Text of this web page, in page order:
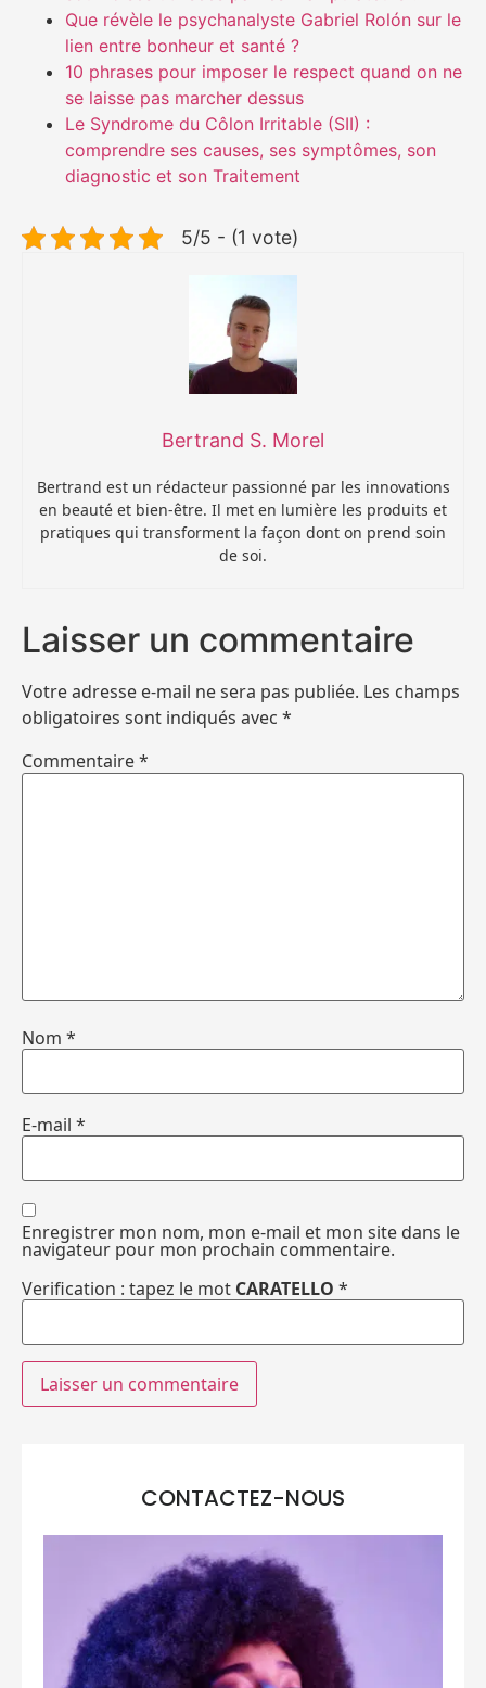
Que révèle le psychanalyste Gabriel Rolón sur le
lien entre bonheur et santé ?
10 phrases pour imposer le respect quand on ne
se laisse pas marcher dessus
Le Syndrome du Côlon Irritable (SII) :
comprendre ses causes, ses symptômes, son
diagnostic et son Traitement
5/5 - (1 vote)
Bertrand S. Morel
Bertrand est un rédacteur passionné par les innovations
en beauté et bien-être. Il met en lumière les produits et
pratiques qui transforment la façon dont on prend soin
de soi.
Laisser un commentaire
Votre adresse e-mail ne sera pas publiée. Les champs
obligatoires sont indiqués avec *
Commentaire*
Nom *
E-mail *
Enregistrer mon nom, mon e-mail et mon site dans le
navigateur pour mon prochain commentaire.
Verification : tapez le mot CARATELLO *
CONTACTEZ-NOUS